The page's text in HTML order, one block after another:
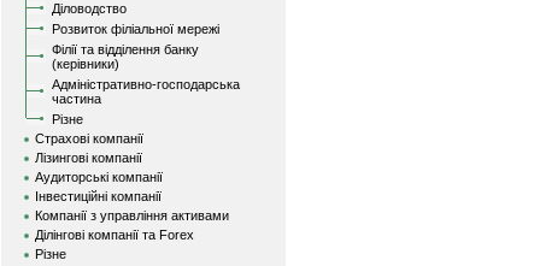
Діловодство
Розвиток філіальної мережі
Філії та відділення банку
(керівники)
Адміністративно-господарська
частина
Різне
Страхові компанії
Лізингові компанії
Аудиторські компанії
Інвестиційні компанії
Компанії з управління активами
Ділінгові компанії та Forex
Різне